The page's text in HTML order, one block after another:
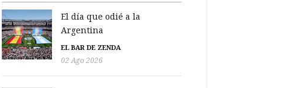
El día que odié a la
Argentina
EL BAR DE ZENDA
02 Ago 2026